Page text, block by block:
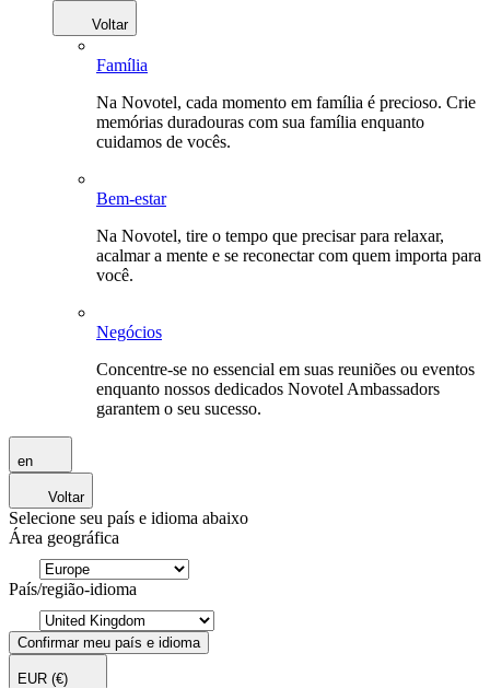
Voltar
Família
Na Novotel, cada momento em família é precioso. Crie
memórias duradouras com sua família enquanto
cuidamos de vocês.
Bem-estar
Na Novotel, tire o tempo que precisar para relaxar,
acalmar a mente e se reconectar com quem importa para
você.
Negócios
Concentre-se no essencial em suas reuniões ou eventos
enquanto nossos dedicados Novotel Ambassadors
garantem o seu sucesso.
en
Voltar
Selecione seu país e idioma abaixo
Área geográfica
País/região-idioma
Confirmar meu país e idioma
EUR (€)